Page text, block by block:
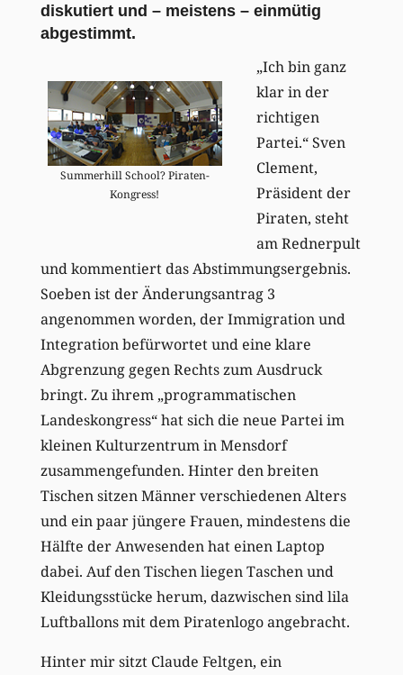
diskutiert und – meistens – einmütig
abgestimmt.
Summerhill School? Piraten-
Kongress!
„Ich bin ganz
klar in der
richtigen
Partei.“ Sven
Clement,
Präsident der
Piraten, steht
am Rednerpult
und kommentiert das Abstimmungsergebnis.
Soeben ist der Änderungsantrag 3
angenommen worden, der Immigration und
Integration befürwortet und eine klare
Abgrenzung gegen Rechts zum Ausdruck
bringt. Zu ihrem „programmatischen
Landeskongress“ hat sich die neue Partei im
kleinen Kulturzentrum in Mensdorf
zusammengefunden. Hinter den breiten
Tischen sitzen Männer verschiedenen Alters
und ein paar jüngere Frauen, mindestens die
Hälfte der Anwesenden hat einen Laptop
dabei. Auf den Tischen liegen Taschen und
Kleidungsstücke herum, dazwischen sind lila
Luftballons mit dem Piratenlogo angebracht.
Hinter mir sitzt Claude Feltgen, ein